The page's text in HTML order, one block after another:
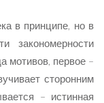
в принципе, но в
закономерности
мотивов, первое –
сторонним
– истинная